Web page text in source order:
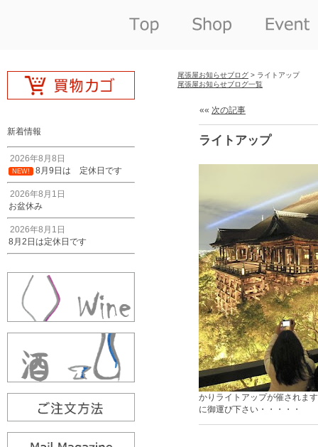
新着情報
2026年8月8日
NEW! 8月9日は 定休日です
2026年8月1日
お盆休み
2026年8月1日
8月2日は定休日です
尾張屋お知らせブログ > ライトアップ
尾張屋お知らせブログ一覧
«« 次の記事
ライトアップ
かりライトアップが催され
に御運び下さい・・・・・